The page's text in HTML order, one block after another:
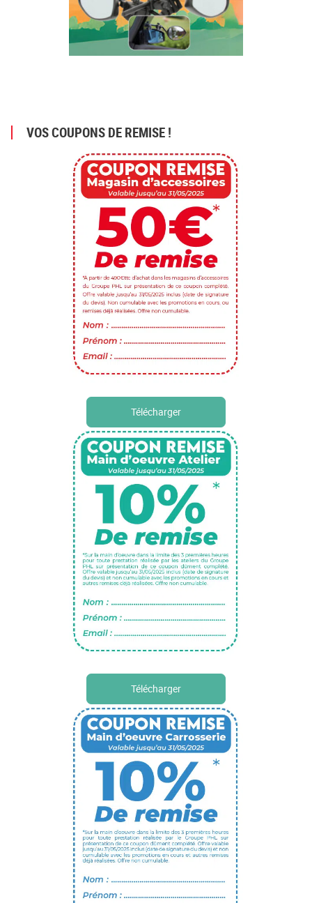
VOS COUPONS DE REMISE !
Télécharger
Télécharger